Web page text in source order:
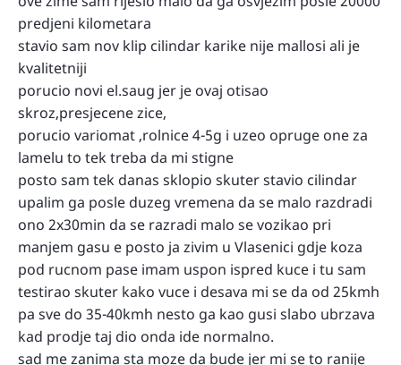
predjeni kilometara
stavio sam nov klip cilindar karike nije mallosi ali je
kvalitetniji
porucio novi el.saug jer je ovaj otisao
skroz,presjecene zice,
porucio variomat ,rolnice 4-5g i uzeo opruge one za
lamelu to tek treba da mi stigne
posto sam tek danas sklopio skuter stavio cilindar
upalim ga posle duzeg vremena da se malo razdradi
ono 2x30min da se razradi malo se vozikao pri
manjem gasu e posto ja zivim u Vlasenici gdje koza
pod rucnom pase imam uspon ispred kuce i tu sam
testirao skuter kako vuce i desava mi se da od 25kmh
pa sve do 35-40kmh nesto ga kao gusi slabo ubrzava
kad prodje taj dio onda ide normalno.
sad me zanima sta moze da bude jer mi se to ranije